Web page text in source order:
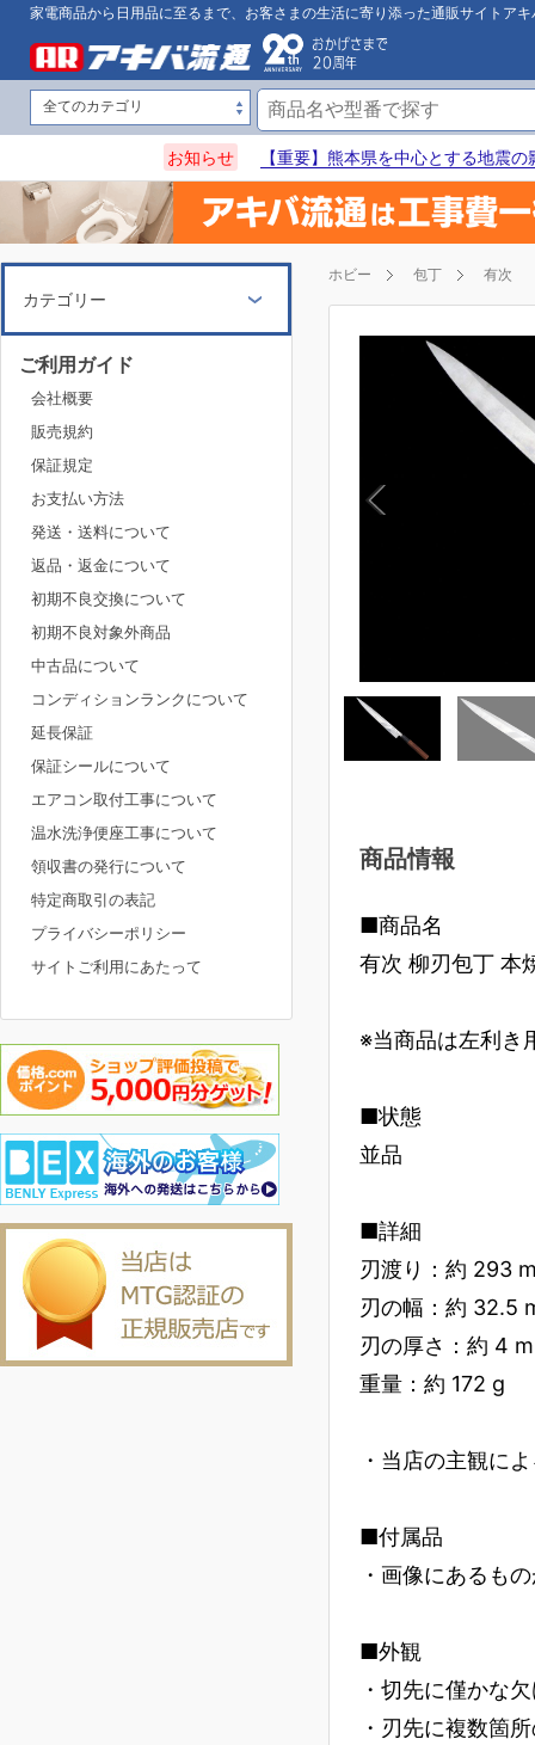
家電商品から日用品に至るまで、お客さまの生活に寄り添った通販サイトアキ
お知らせ 【重要】熊本県を中心とする地震
ホビー 包丁 有次
商品情報
■商品名
有次 柳刃包丁 本
※当商品は左利き
■状態
並品
■詳細
刃渡り：約 293
刃の幅：約 32.5
刃の厚さ：約 4
重量：約 172 g
・当店の主観に
■付属品
・画像にあるも
■外観
・切先に僅かな
・刃先に複数箇
カテゴリー
ご利用ガイド
会社概要
販売規約
保証規定
お支払い方法
発送・送料について
返品・返金について
初期不良交換について
初期不良対象外商品
中古品について
コンディションランクについて
延長保証
保証シールについて
エアコン取付工事について
温水洗浄便座工事について
領収書の発行について
特定商取引の表記
プライバシーポリシー
サイトご利用にあたって